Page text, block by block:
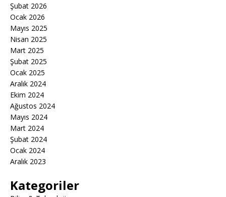
Şubat 2026
Ocak 2026
Mayıs 2025
Nisan 2025
Mart 2025
Şubat 2025
Ocak 2025
Aralık 2024
Ekim 2024
Ağustos 2024
Mayıs 2024
Mart 2024
Şubat 2024
Ocak 2024
Aralık 2023
Kategoriler